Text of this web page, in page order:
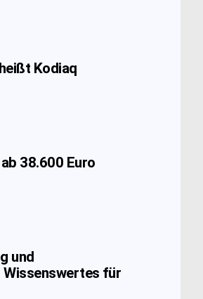
Kodiaq
38.600 Euro
und
Wissenswertes für